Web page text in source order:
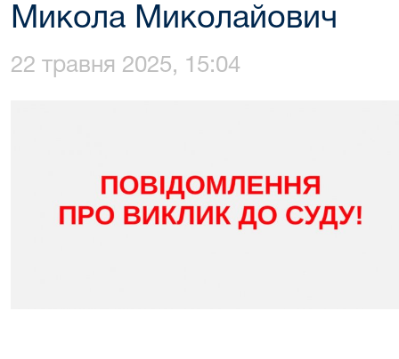
Микола Миколайович
22 травня 2025, 15:04